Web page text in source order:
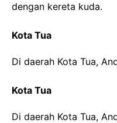
dengan kereta kuda.
Kota Tua
Di daerah Kota Tua,
Kota Tua
Di daerah Kota Tua,